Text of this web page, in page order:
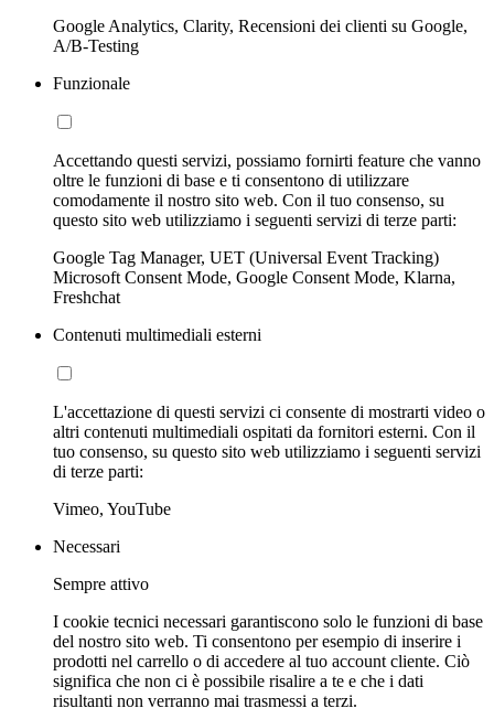
Google Analytics, Clarity, Recensioni dei clienti su Google,
A/B-Testing
Funzionale
Accettando questi servizi, possiamo fornirti feature che vanno
oltre le funzioni di base e ti consentono di utilizzare
comodamente il nostro sito web. Con il tuo consenso, su
questo sito web utilizziamo i seguenti servizi di terze parti:
Google Tag Manager, UET (Universal Event Tracking)
Microsoft Consent Mode, Google Consent Mode, Klarna,
Freshchat
Contenuti multimediali esterni
L'accettazione di questi servizi ci consente di mostrarti video o
altri contenuti multimediali ospitati da fornitori esterni. Con il
tuo consenso, su questo sito web utilizziamo i seguenti servizi
di terze parti:
Vimeo, YouTube
Necessari
Sempre attivo
I cookie tecnici necessari garantiscono solo le funzioni di base
del nostro sito web. Ti consentono per esempio di inserire i
prodotti nel carrello o di accedere al tuo account cliente. Ciò
significa che non ci è possibile risalire a te e che i dati
risultanti non verranno mai trasmessi a terzi.